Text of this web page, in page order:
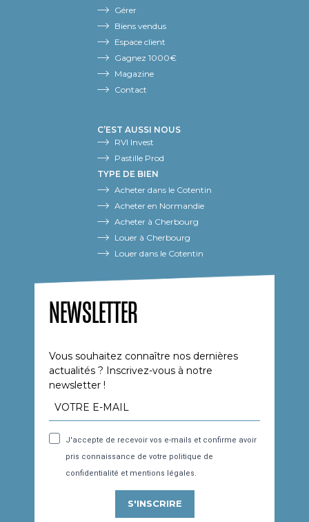
Gérer
Biens vendus
Espace client
Gagnez 1000€
Magazine
Contact
C’EST AUSSI NOUS
RVI Invest
Pastille Prod
TYPE DE BIEN
Acheter dans le Cotentin
Acheter en Normandie
Acheter à Cherbourg
Louer à Cherbourg
Louer dans le Cotentin
NEWSLETTER
Vous souhaitez connaître nos dernières
actualités ? Inscrivez-vous à notre
newsletter !
J'accepte de recevoir vos e-mails et confirme avoir
pris connaissance de votre politique de
confidentialité et mentions légales.
S'INSCRIRE